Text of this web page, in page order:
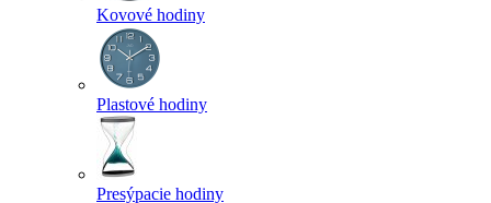
Kovové hodiny
Plastové hodiny
Presýpacie hodiny